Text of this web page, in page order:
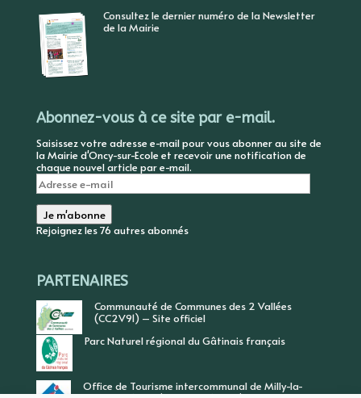
Consultez le dernier numéro de la Newsletter
de la Mairie
Abonnez-vous à ce site par e-mail.
Saisissez votre adresse e-mail pour vous abonner au site de
la Mairie d'Oncy-sur-Ecole et recevoir une notification de
chaque nouvel article par e-mail.
Adresse
e-
mail
Je m'abonne
Rejoignez les 76 autres abonnés
PARTENAIRES
Communauté de Communes des 2 Vallées
(CC2V91) – Site officiel
Parc Naturel régional du Gâtinais français
Office de Tourisme intercommunal de Milly-la-